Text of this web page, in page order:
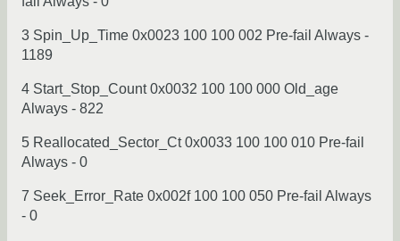
3 Spin_Up_Time 0x0023 100 100 002 Pre-fail Always -
1189
4 Start_Stop_Count 0x0032 100 100 000 Old_age
Always - 822
5 Reallocated_Sector_Ct 0x0033 100 100 010 Pre-fail
Always - 0
7 Seek_Error_Rate 0x002f 100 100 050 Pre-fail Always
- 0